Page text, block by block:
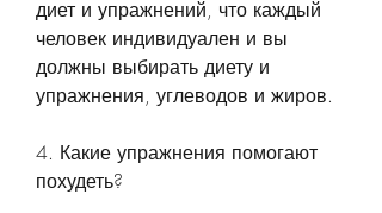
диет и упражнений, что каждый
человек индивидуален и вы
должны выбирать диету и
упражнения, углеводов и жиров.
4. Какие упражнения помогают
похудеть?